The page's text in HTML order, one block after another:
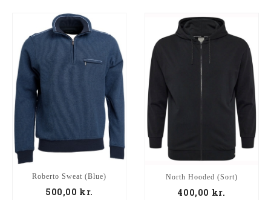
Roberto Sweat (Blue)
500,00kr.
North Hooded (Sort)
400,00 kr.